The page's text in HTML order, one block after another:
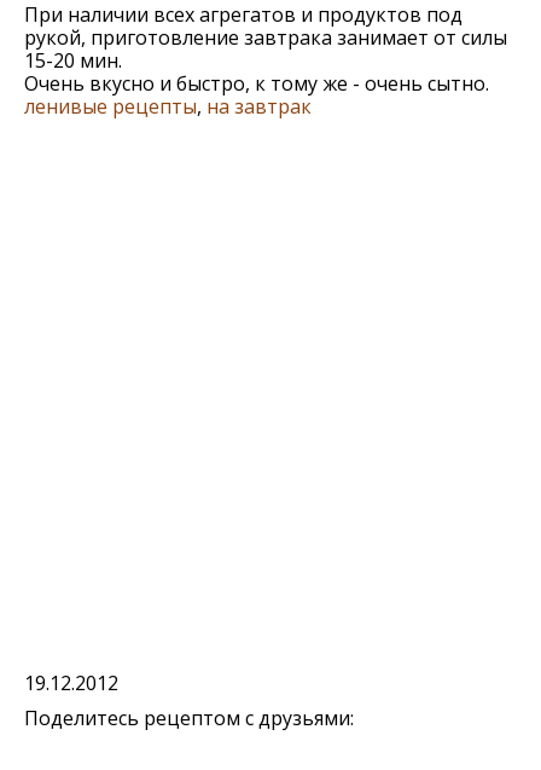
При наличии всех агрегатов и продуктов под
рукой, приготовление завтрака занимает от силы
15-20 мин.
Очень вкусно и быстро, к тому же - очень сытно.
ленивые рецепты, на завтрак
19.12.2012
Поделитесь рецептом с друзьями: